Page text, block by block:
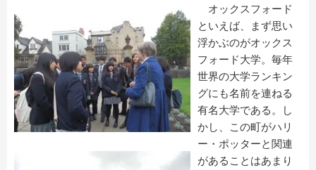
オックスフォード
といえば、まず思い
浮かぶのがオックス
フォード大学。毎年
世界の大学ランキン
グにも名前を連ねる
有名大学である。し
かし、この町がハリ
ー・ポッターと関連
があることはあまり